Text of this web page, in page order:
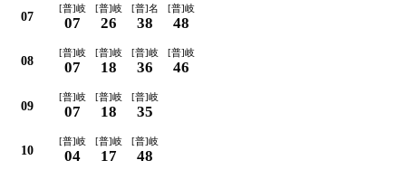
07
[普]岐
07
[普]岐
26
[普]名
38
[普]岐
48
08
[普]岐
07
[普]岐
18
[普]岐
36
[普]岐
46
09
[普]岐
07
[普]岐
18
[普]岐
35
10
[普]岐
04
[普]岐
17
[普]岐
48